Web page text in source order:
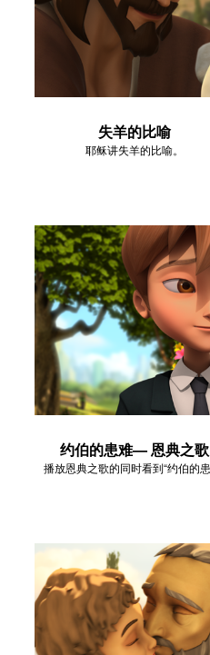
失羊的比喻
耶稣讲失羊的比喻。
约伯的患难— 恩典之歌